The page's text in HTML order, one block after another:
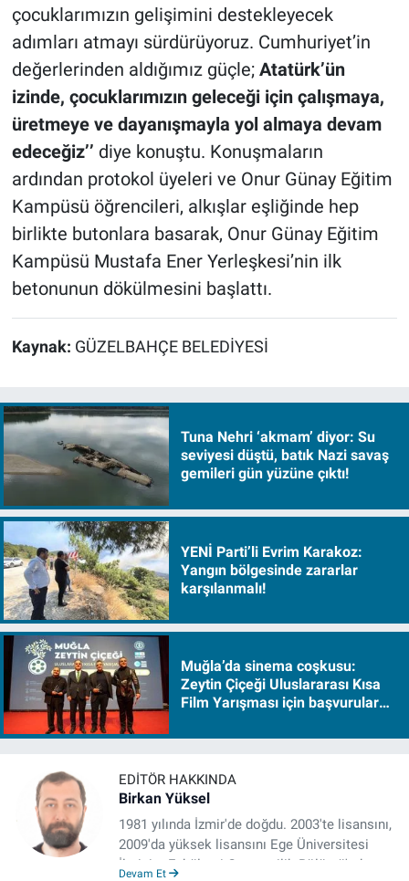
çocuklarımızın gelişimini destekleyecek
adımları atmayı sürdürüyoruz. Cumhuriyet’in
değerlerinden aldığımız güçle; Atatürk’ün
izinde, çocuklarımızın geleceği için çalışmaya,
üretmeye ve dayanışmayla yol almaya devam
edeceğiz’’ diye konuştu. Konuşmaların
ardından protokol üyeleri ve Onur Günay Eğitim
Kampüsü öğrencileri, alkışlar eşliğinde hep
birlikte butonlara basarak, Onur Günay Eğitim
Kampüsü Mustafa Ener Yerleşkesi’nin ilk
betonunun dökülmesini başlattı.
Kaynak: GÜZELBAHÇE BELEDİYESİ
Tuna Nehri ‘akmam’ diyor: Su
seviyesi düştü, batık Nazi savaş
gemileri gün yüzüne çıktı!
YENİ Parti’li Evrim Karakoz:
Yangın bölgesinde zararlar
karşılanmalı!
Muğla’da sinema coşkusu:
Zeytin Çiçeği Uluslararası Kısa
Film Yarışması için başvurular
EDITÖR HAKKINDA
Birkan Yüksel
1981 yılında İzmir'de doğdu. 2003'te lisansını,
2009'da yüksek lisansını Ege Üniversitesi
İletişim Fakültesi Gazetecilik Bölümü'nde
Devam Et